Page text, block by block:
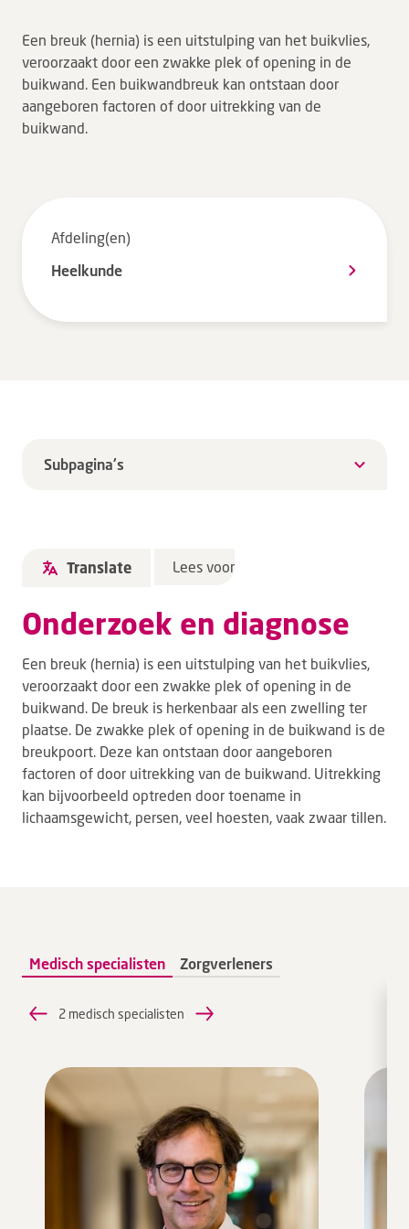
Uw ervaring telt
Uw gegevens
Wachttijden
Leren
Over ons
Een breuk (hernia) is een uitstulping van het buikvlies,
veroorzaakt door een zwakke plek of opening in de
buikwand. Een buikwandbreuk kan ontstaan door
aangeboren factoren of door uitrekking van de
buikwand.
Afdeling(en)
Heelkunde
Subpagina's
Translate Lees voor
Onderzoek en diagnose
Een breuk (hernia) is een uitstulping van het buikvlies,
veroorzaakt door een zwakke plek of opening in de
buikwand. De breuk is herkenbaar als een zwelling ter
plaatse. De zwakke plek of opening in de buikwand is de
breukpoort. Deze kan ontstaan door aangeboren
factoren of door uitrekking van de buikwand. Uitrekking
kan bijvoorbeeld optreden door toename in
lichaamsgewicht, persen, veel hoesten, vaak zwaar tillen.
Medisch specialisten Zorgverleners
2 medisch specialisten